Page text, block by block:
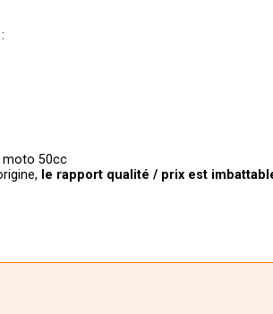
moto 50cc
le rapport qualité / prix est